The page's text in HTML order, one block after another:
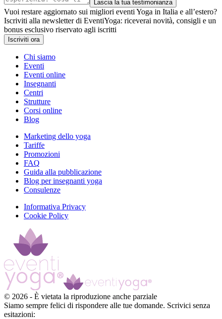
Lascia la tua testimonianza
Vuoi restare aggiornato sui migliori eventi Yoga in Italia e all’estero?
Iscriviti alla newsletter di EventiYoga: riceverai novità, consigli e un
bonus esclusivo riservato agli iscritti
Iscriviti ora
Chi siamo
Eventi
Eventi online
Insegnanti
Centri
Strutture
Corsi online
Blog
Marketing dello yoga
Tariffe
Promozioni
FAQ
Guida alla pubblicazione
Blog per insegnanti yoga
Consulenze
Informativa Privacy
Cookie Policy
© 2026 - È vietata la riproduzione anche parziale
Siamo sempre felici di rispondere alle tue domande. Scrivici senza
esitazioni: